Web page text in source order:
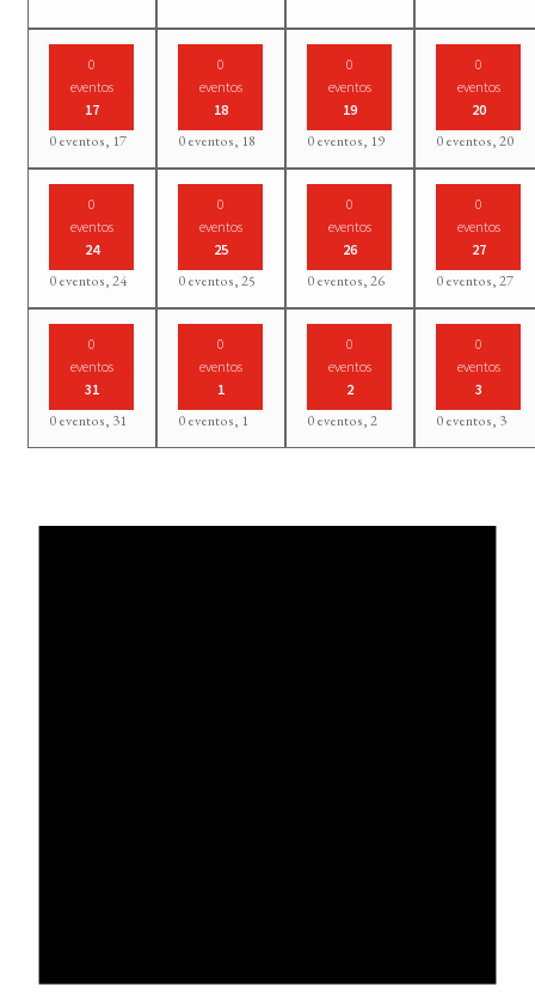
0
eventos
17
0 eventos, 17
0
eventos
18
0 eventos, 18
0
eventos
19
0 eventos, 19
0
eventos
20
0 eventos,20
0
eventos
24
0 eventos,24
0
eventos
25
0 eventos,25
0
eventos
26
0 eventos,26
0
eventos
27
0 eventos,27
0
eventos
31
0 eventos, 31
0
eventos
1
0 eventos, 1
0
eventos
2
0 eventos,2
0
eventos
3
0 eventos, 3